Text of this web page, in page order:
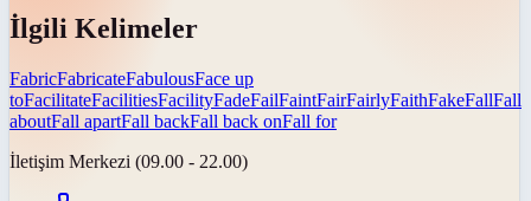
İlgili Kelimeler
FabricFabricateFabulousFace up
toFacilitateFacilitiesFacilityFadeFailFaintFairFairlyFaithFakeFallFall
aboutFall apartFall backFall back onFall for
İletişim Merkezi (09.00 - 22.00)